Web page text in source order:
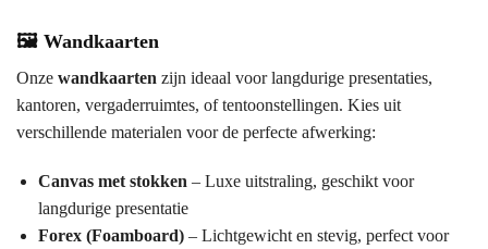
🖼️ Wandkaarten
Onze wandkaarten zijn ideaal voor langdurige presentaties,
kantoren, vergaderruimtes, of tentoonstellingen. Kies uit
verschillende materialen voor de perfecte afwerking:
Canvas met stokken – Luxe uitstraling, geschikt voor
langdurige presentatie
Forex (Foamboard) – Lichtgewicht en stevig, perfect voor